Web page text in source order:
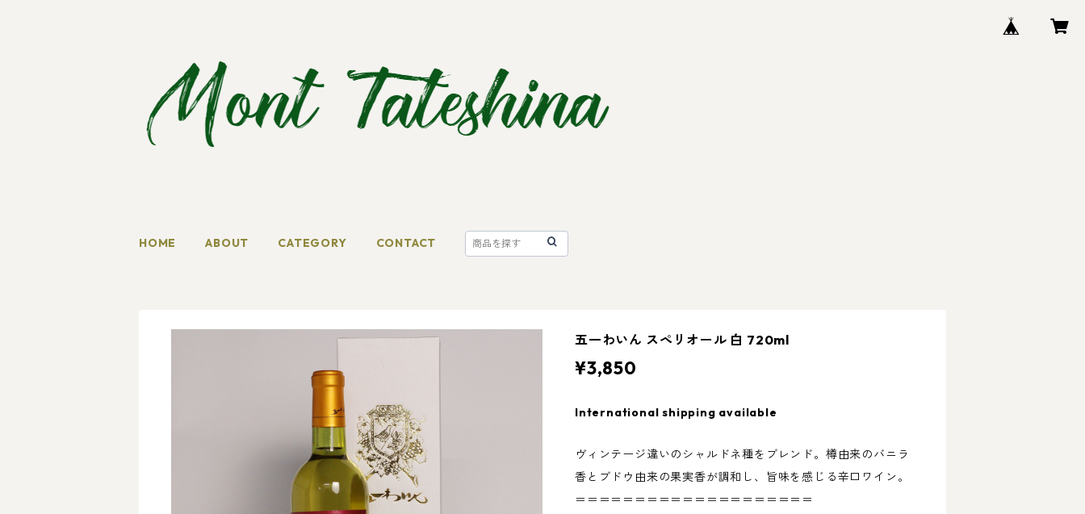
HOME ABOUT CATEGORY CONTACT
五一わいん スペリオール 白 720ml
¥3,850
International shipping available
ヴィンテージ違いのシャルドネ種をブレンド。樽由来のバニラ
香とブドウ由来の果実香が調和し、旨味を感じる辛口ワイン。
＝＝＝＝＝＝＝＝＝＝＝＝＝＝＝＝＝＝＝＝